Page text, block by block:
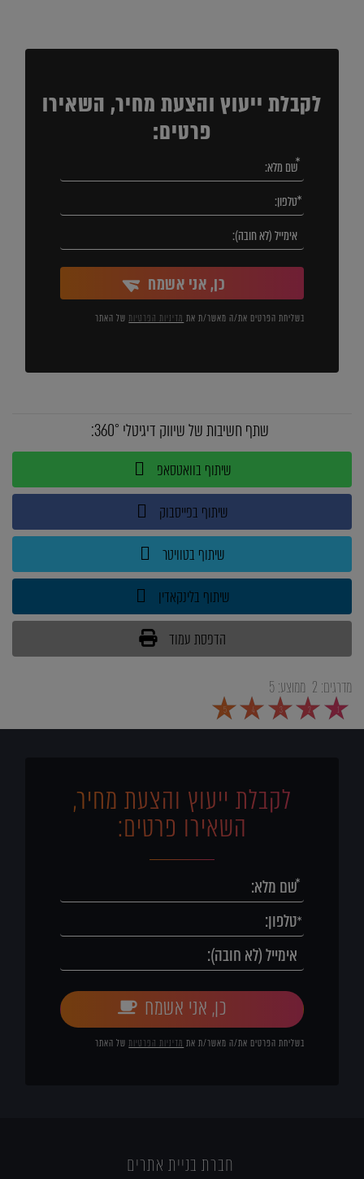
לקבלת ייעוץ והצעת מחיר, השאירו
פרטים:
כן, אני אשמח
בשליחת הפרטים את/ה מאשר/ת את מדיניות הפרטיותשל האתר
שתף חשיבות של שיווק דיגיטלי 360°:
שיתוף בוואטסאפ
שיתוף בפייסבוק
שיתוף בטוויטר
שיתוף בלינקאדין
הדפסת עמוד
מדרגים: 2 ממוצע:5
1
2
3
4
5
לקבלת ייעוץ והצעת מחיר,
השאירו פרטים:
כן, אני אשמח
בשליחת הפרטים את/ה מאשר/ת את מדיניות הפרטיותשל האתר
חברת בניית אתרים